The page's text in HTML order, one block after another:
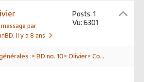
par
, Il y a 8 ans
Posts: 1
Vu: 6301
:> BD no. 10> Olivier> Co...